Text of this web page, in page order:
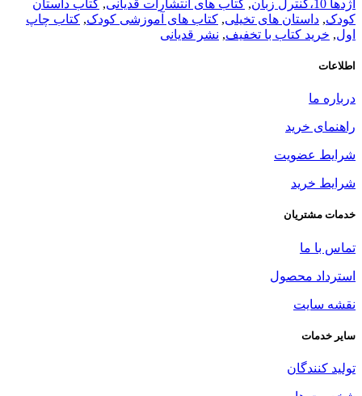
اژدها 10،کنترل زبان
, کتاب های انتشارات قدیانی, کتاب داستان
کودک, داستان های تخیلی, کتاب های آموزشی کودک, کتاب چاپ
اول, خرید کتاب با تخفیف, نشر قدیانی
اطلاعات
درباره ما
راهنمای خرید
شرایط عضویت
شرایط خرید
خدمات مشتریان
تماس با ما
استرداد محصول
نقشه سایت
سایر خدمات
تولید کنندگان